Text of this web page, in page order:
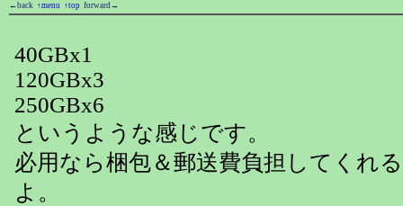
←back ↑menu ↑top forward→
40GBx1
120GBx3
250GBx6
というような感じです。
必用なら梱包＆郵送費負担してくれ
よ。